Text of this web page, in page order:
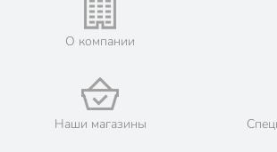
О компании
Наши магазины